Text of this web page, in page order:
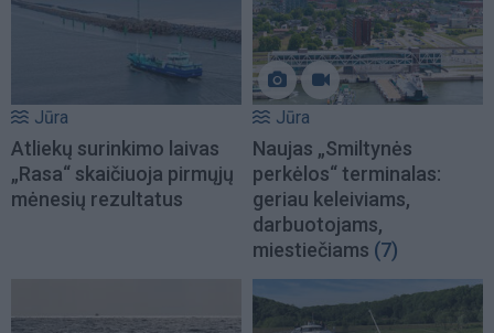
Jūra
Atliekų surinkimo laivas
„Rasa“ skaičiuoja pirmųjų
mėnesių rezultatus
Jūra
Naujas „Smiltynės
perkėlos“ terminalas:
geriau keleiviams,
darbuotojams,
miestiečiams (7)